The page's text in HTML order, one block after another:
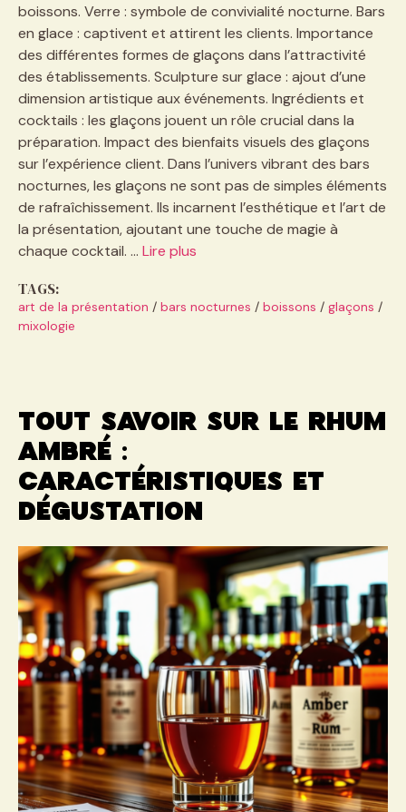
boissons. Verre : symbole de convivialité nocturne. Bars
en glace : captivent et attirent les clients. Importance
des différentes formes de glaçons dans l’attractivité
des établissements. Sculpture sur glace : ajout d’une
dimension artistique aux événements. Ingrédients et
cocktails : les glaçons jouent un rôle crucial dans la
préparation. Impact des bienfaits visuels des glaçons
sur l’expérience client. Dans l’univers vibrant des bars
nocturnes, les glaçons ne sont pas de simples éléments
de rafraîchissement. Ils incarnent l’esthétique et l’art de
la présentation, ajoutant une touche de magie à
chaque cocktail. … Lire plus
TAGS:
art de la présentation / bars nocturnes / boissons / glaçons /
mixologie
Tout savoir sur le rhum
ambré :
caractéristiques et
dégustation